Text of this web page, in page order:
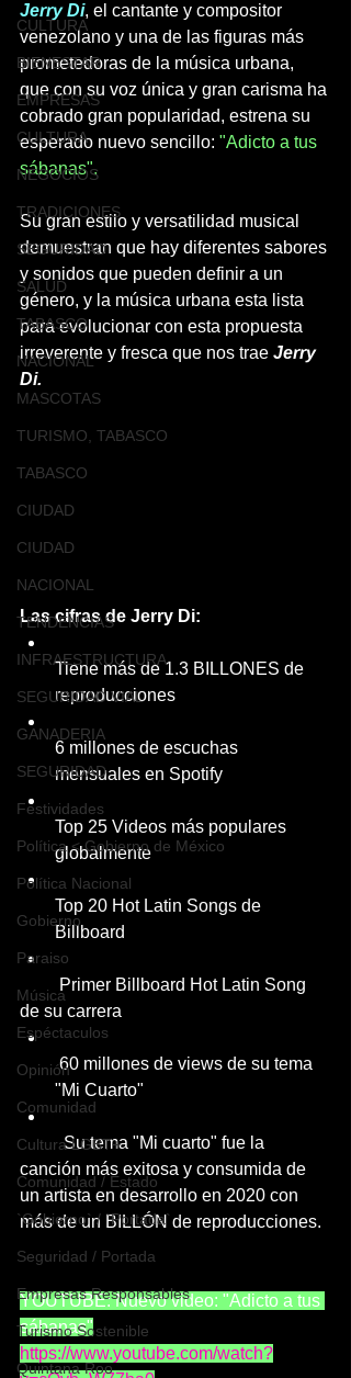
CULTURA
BIENESTAR
EMPRESAS
CULTURA
NEGOCIOS
TRADICIONES
SEGURIDAD
SALUD
TABASCO
NACIONAL
MASCOTAS
TURISMO, TABASCO
TABASCO
CIUDAD
CIUDAD
NACIONAL
TENDENCIAS
INFRAESTRUCTURA
SEGURIDAD VIAL
GANADERIA
SEGURIDAD
Festividades
Política < Gobierno de México
Política Nacional
Gobierno
Paraiso
Música
Espéctaculos
Opinión
Comunidad
Cultura LGBT+
Comunidad / Estado
`Gobierno` / `Portada`
Seguridad / Portada
Empresas Responsables
Turismo Sostenible
Quintana Roo
Jerry Di, el cantante y compositor
venezolano y una de las figuras más
prometedoras de la música urbana,
que con su voz única y gran carisma ha
cobrado gran popularidad, estrena su
esperado nuevo sencillo: "Adicto a tus
sábanas".
Su gran estilo y versatilidad musical
demuestran que hay diferentes sabores
y sonidos que pueden definir a un
género, y la música urbana esta lista
para evolucionar con esta propuesta
irreverente y fresca que nos trae Jerry
Di.
Las cifras de Jerry Di:
Tiene más de 1.3 BILLONES de
reproducciones
6 millones de escuchas
mensuales en Spotify
Top 25 Videos más populares
globalmente
Top 20 Hot Latin Songs de
Billboard
de su carrera
60 millones de views de su tema
"Mi Cuarto"
          Su tema "Mi cuarto" fue la
canción más exitosa y consumida de
un artista en desarrollo en 2020 con
más de un BILLÓN de reproducciones.
YOUTUBE: Nuevo video: "Adicto a tus
sábanas"
https://www.youtube.com/watch?